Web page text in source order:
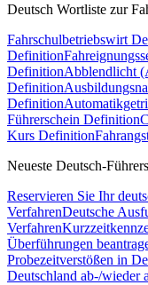
Deutsch Wortliste zur
Fahrschulbetriebswirt
Definition
DefinitionAbblendlicht
Definition
Definition
Führerschein Definition
Kurs Definition
Neueste Deutsch-
Reservieren Sie Ihr
VerfahrenDeutsche
Verfahren
Überführungen
Probezeitverstößen in
Deutschland ab-/wieder